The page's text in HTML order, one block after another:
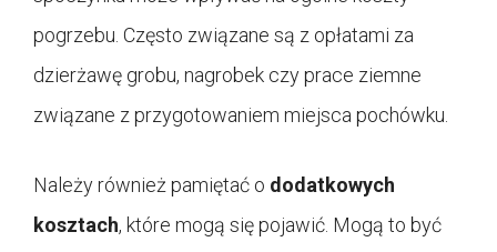
pogrzebu. Często związane są z opłatami za
dzierżawę grobu, nagrobek czy prace ziemne
związane z przygotowaniem miejsca pochówku.
Należy również pamiętać o dodatkowych
kosztach, które mogą się pojawić. Mogą to być